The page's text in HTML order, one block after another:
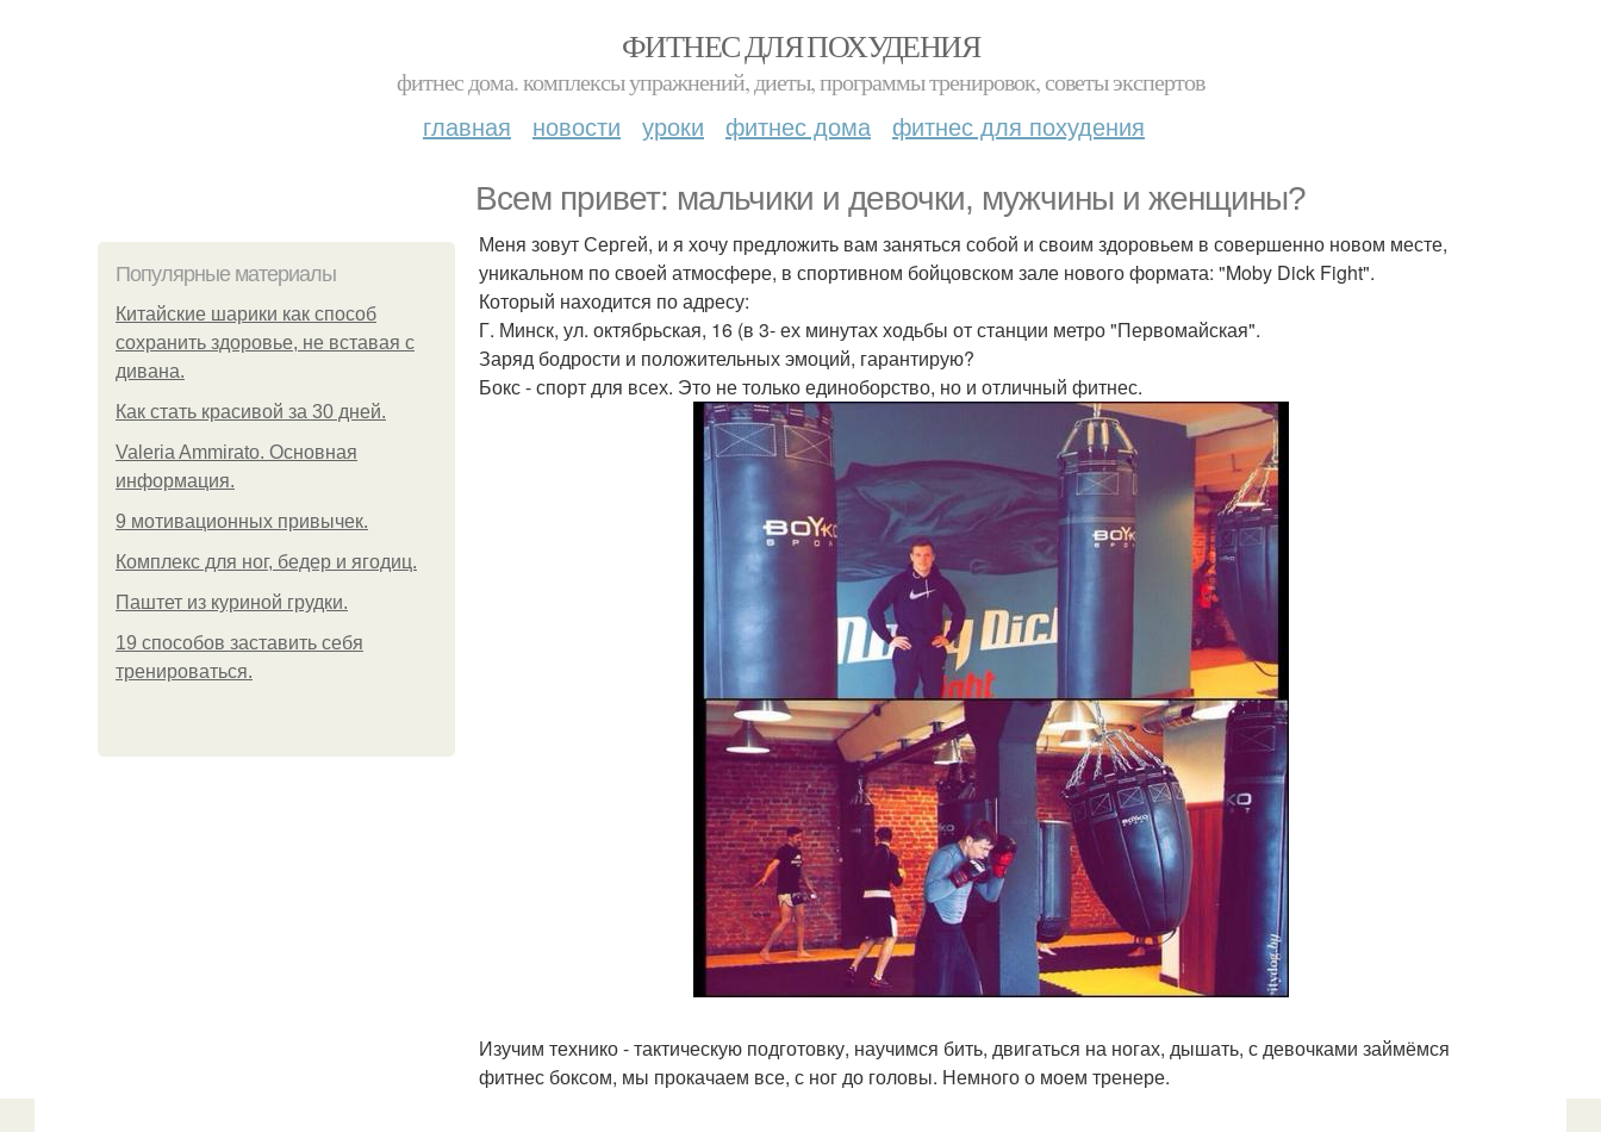
ФИТНЕС ДЛЯ ПОХУДЕНИЯ
фитнес дома. комплексы упражнений, диеты, программы тренировок, советы экспертов
главная новости уроки фитнес дома фитнес для похудения
Всем привет: мальчики и девочки, мужчины и женщины?
Популярные материалы
Китайские шарики как способ
сохранить здоровье, не вставая с
дивана.
Как стать красивой за 30 дней.
Valeria Ammirato. Основная
информация.
9 мотивационных привычек.
Комплекс для ног, бедер и ягодиц.
Паштет из куриной грудки.
19 способов заставить себя
тренироваться.
Меня зовут Сергей, и я хочу предложить вам заняться собой и своим здоровьем в совершенно новом месте,
уникальном по своей атмосфере, в спортивном бойцовском зале нового формата: "Moby Dick Fight".
Который находится по адресу:
Г. Минск, ул. октябрьская, 16 (в 3- ех минутах ходьбы от станции метро "Первомайская".
Заряд бодрости и положительных эмоций, гарантирую?
Бокс - спорт для всех. Это не только единоборство, но и отличный фитнес.
Изучим технико - тактическую подготовку, научимся бить, двигаться на ногах, дышать, с девочками займёмся
фитнес боксом, мы прокачаем все, с ног до головы. Немного о моем тренере.